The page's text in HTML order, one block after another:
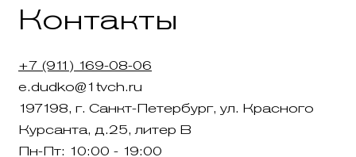
Контакты
+7 (911) 169-08-06
e.dudko@1tvch.ru
197198, г. Санкт-Петербург, ул. Красного
Курсанта, д.25, литер В
Пн-Пт: 10:00 - 19:00